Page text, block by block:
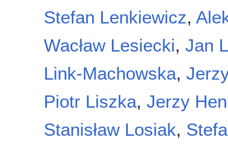
Stefan Lenkiewicz,
Wacław Lesiecki, Jan
Link-Machowska,
Piotr Liszka, Jerzy
Stanisław Losiak,